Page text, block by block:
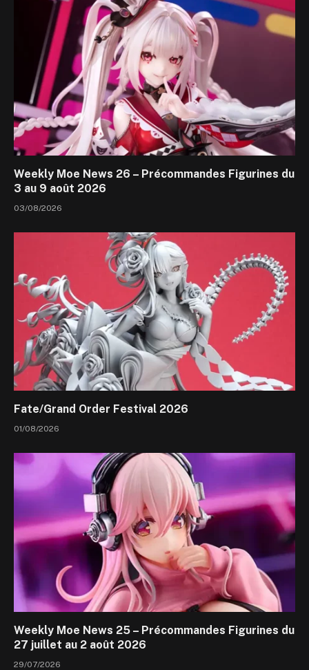
Weekly Moe News 26 – Précommandes Figurines du
3 au 9 août 2026
03/08/2026
Fate/Grand Order Festival 2026
01/08/2026
Weekly Moe News 25 – Précommandes Figurines du
27 juillet au 2 août 2026
29/07/2026